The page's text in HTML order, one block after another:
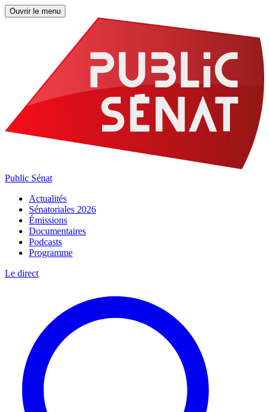
Ouvrir le menu
Public Sénat
Actualités
Sénatoriales 2026
Émissions
Documentaires
Podcasts
Programme
Le direct